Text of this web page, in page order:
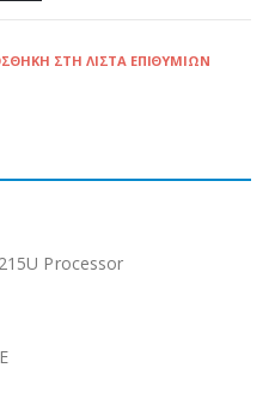
ΣΤΗ ΛΊΣΤΑ ΕΠΙΘΥΜΙΏΝ
Processor